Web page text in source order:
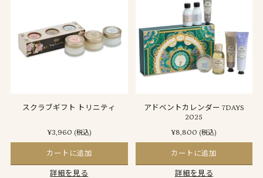
スクラブギフト トリニティ
¥3,960 (税込)
カートに追加
詳細を見る
アドベントカレンダー 7DAYS
2025
¥8,800 (税込)
カートに追加
詳細を見る